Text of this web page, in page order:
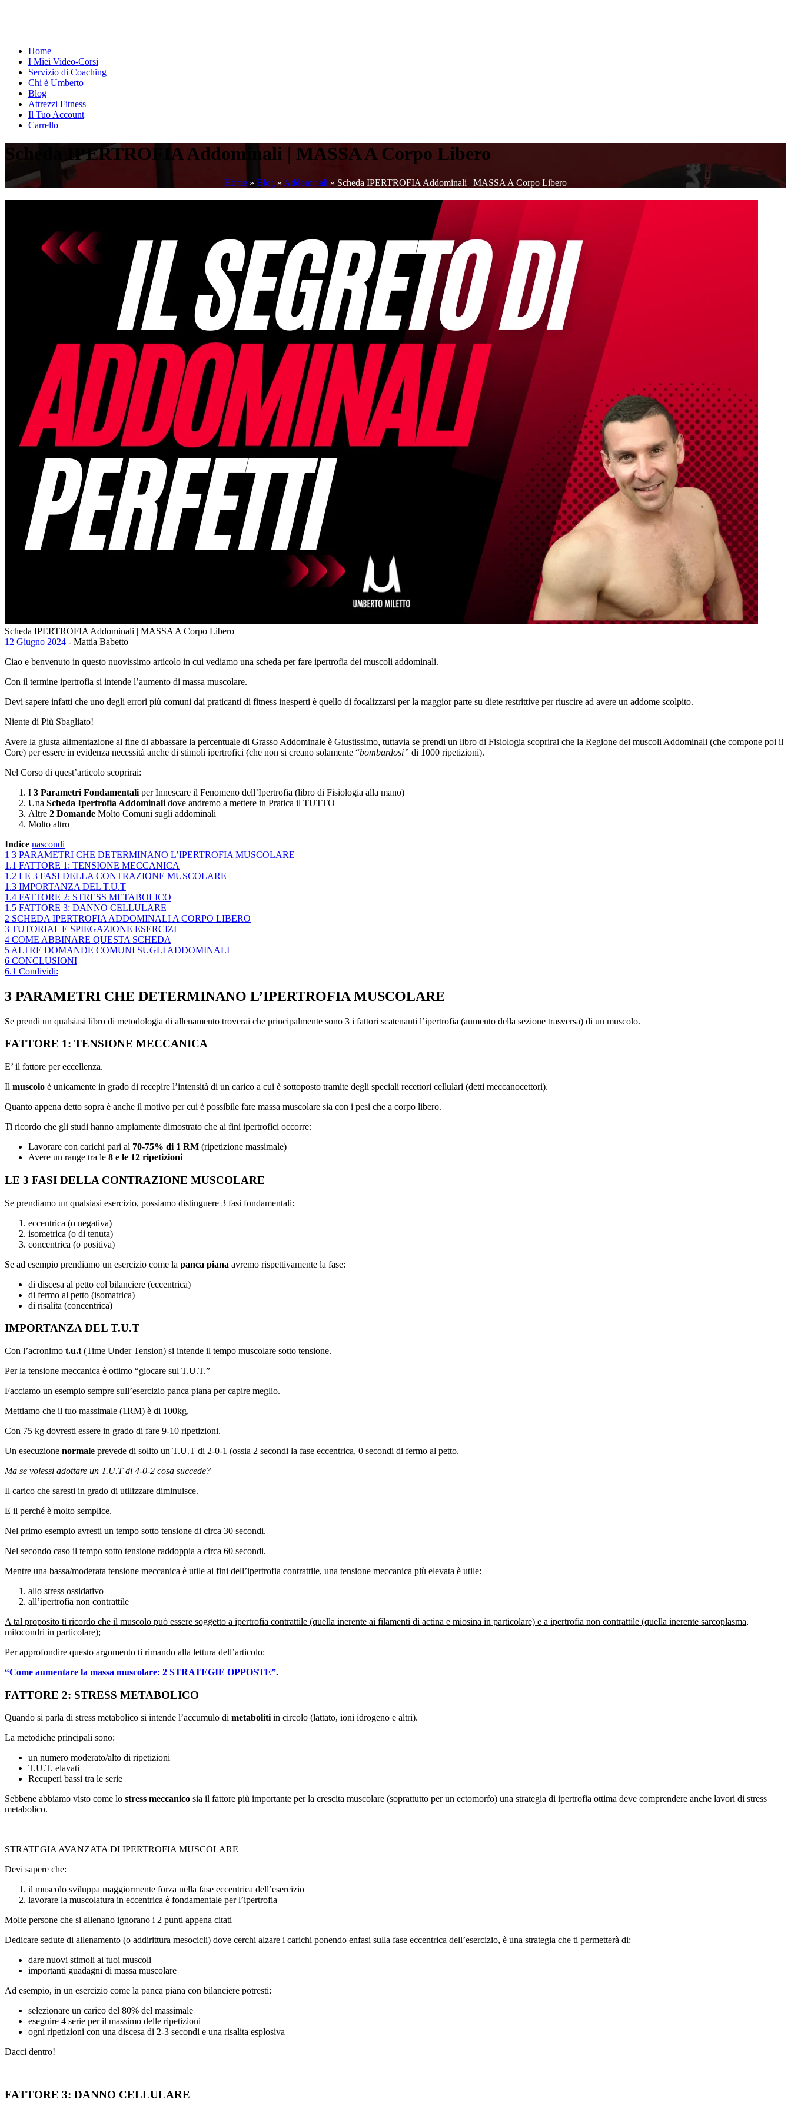
Home
I Miei Video-Corsi
Servizio di Coaching
Chi è Umberto
Blog
Attrezzi Fitness
Il Tuo Account
Carrello
Scheda IPERTROFIA Addominali | MASSA A Corpo Libero
Home » Blog » Addominali » Scheda IPERTROFIA Addominali | MASSA A Corpo Libero
Scheda IPERTROFIA Addominali | MASSA A Corpo Libero
12 Giugno 2024 - Mattia Babetto
Ciao e benvenuto in questo nuovissimo articolo in cui vediamo una scheda per fare ipertrofia dei muscoli addominali.
Con il termine ipertrofia si intende l’aumento di massa muscolare.
Devi sapere infatti che uno degli errori più comuni dai praticanti di fitness inesperti è quello di focalizzarsi per la maggior parte su diete restrittive per riuscire ad avere un addome scolpito.
Niente di Più Sbagliato!
Avere la giusta alimentazione al fine di abbassare la percentuale di Grasso Addominale è Giustissimo, tuttavia se prendi un libro di Fisiologia scoprirai che la Regione dei muscoli Addominali (che compone poi il
Core) per essere in evidenza necessità anche di stimoli ipertrofici (che non si creano solamente “bombardosi” di 1000 ripetizioni).
Nel Corso di quest’articolo scoprirai:
I 3 Parametri Fondamentali per Innescare il Fenomeno dell’Ipertrofia (libro di Fisiologia alla mano)
Una Scheda Ipertrofia Addominali dove andremo a mettere in Pratica il TUTTO
Altre 2 Domande Molto Comuni sugli addominali
Molto altro
Indice nascondi
1 3 PARAMETRI CHE DETERMINANO L’IPERTROFIA MUSCOLARE
1.1 FATTORE 1: TENSIONE MECCANICA
1.2 LE 3 FASI DELLA CONTRAZIONE MUSCOLARE
1.3 IMPORTANZA DEL T.U.T
1.4 FATTORE 2: STRESS METABOLICO
1.5 FATTORE 3: DANNO CELLULARE
2 SCHEDA IPERTROFIA ADDOMINALI A CORPO LIBERO
3 TUTORIAL E SPIEGAZIONE ESERCIZI
4 COME ABBINARE QUESTA SCHEDA
5 ALTRE DOMANDE COMUNI SUGLI ADDOMINALI
6 CONCLUSIONI
6.1 Condividi:
3 PARAMETRI CHE DETERMINANO L’IPERTROFIA MUSCOLARE
Se prendi un qualsiasi libro di metodologia di allenamento troverai che principalmente sono 3 i fattori scatenanti l’ipertrofia (aumento della sezione trasversa) di un muscolo.
FATTORE 1: TENSIONE MECCANICA
E’ il fattore per eccellenza.
Il muscolo è unicamente in grado di recepire l’intensità di un carico a cui è sottoposto tramite degli speciali recettori cellulari (detti meccanocettori).
Quanto appena detto sopra è anche il motivo per cui è possibile fare massa muscolare sia con i pesi che a corpo libero.
Ti ricordo che gli studi hanno ampiamente dimostrato che ai fini ipertrofici occorre:
Lavorare con carichi pari al 70-75% di 1 RM (ripetizione massimale)
Avere un range tra le 8 e le 12 ripetizioni
LE 3 FASI DELLA CONTRAZIONE MUSCOLARE
Se prendiamo un qualsiasi esercizio, possiamo distinguere 3 fasi fondamentali:
eccentrica (o negativa)
isometrica (o di tenuta)
concentrica (o positiva)
Se ad esempio prendiamo un esercizio come la panca piana avremo rispettivamente la fase:
di discesa al petto col bilanciere (eccentrica)
di fermo al petto (isomatrica)
di risalita (concentrica)
IMPORTANZA DEL T.U.T
Con l’acronimo t.u.t (Time Under Tension) si intende il tempo muscolare sotto tensione.
Per la tensione meccanica è ottimo “giocare sul T.U.T.”
Facciamo un esempio sempre sull’esercizio panca piana per capire meglio.
Mettiamo che il tuo massimale (1RM) è di 100kg.
Con 75 kg dovresti essere in grado di fare 9-10 ripetizioni.
Un esecuzione normale prevede di solito un T.U.T di 2-0-1 (ossia 2 secondi la fase eccentrica, 0 secondi di fermo al petto.
Ma se volessi adottare un T.U.T di 4-0-2 cosa succede?
Il carico che saresti in grado di utilizzare diminuisce.
E il perché è molto semplice.
Nel primo esempio avresti un tempo sotto tensione di circa 30 secondi.
Nel secondo caso il tempo sotto tensione raddoppia a circa 60 secondi.
Mentre una bassa/moderata tensione meccanica è utile ai fini dell’ipertrofia contrattile, una tensione meccanica più elevata è utile:
allo stress ossidativo
all’ipertrofia non contrattile
A tal proposito ti ricordo che il muscolo può essere soggetto a ipertrofia contrattile (quella inerente ai filamenti di actina e miosina in particolare) e a ipertrofia non contrattile (quella inerente sarcoplasma,
mitocondri in particolare);
Per approfondire questo argomento ti rimando alla lettura dell’articolo:
“Come aumentare la massa muscolare: 2 STRATEGIE OPPOSTE”.
FATTORE 2: STRESS METABOLICO
Quando si parla di stress metabolico si intende l’accumulo di metabolitiin circolo (lattato, ioni idrogeno e altri).
La metodiche principali sono:
un numero moderato/alto di ripetizioni
T.U.T. elavati
Recuperi bassi tra le serie
Sebbene abbiamo visto come lo stress meccanico sia il fattore più importante per la crescita muscolare (soprattutto per un ectomorfo) una strategia di ipertrofia ottima deve comprendere anche lavori di stress
metabolico.
STRATEGIA AVANZATA DI IPERTROFIA MUSCOLARE
Devi sapere che:
il muscolo sviluppa maggiormente forza nella fase eccentrica dell’esercizio
lavorare la muscolatura in eccentrica è fondamentale per l’ipertrofia
Molte persone che si allenano ignorano i 2 punti appena citati
Dedicare sedute di allenamento (o addirittura mesocicli) dove cerchi alzare i carichi ponendo enfasi sulla fase eccentrica dell’esercizio, è una strategia che ti permetterà di:
dare nuovi stimoli ai tuoi muscoli
importanti guadagni di massa muscolare
Ad esempio, in un esercizio come la panca piana con bilanciere potresti:
selezionare un carico del 80% del massimale
eseguire 4 serie per il massimo delle ripetizioni
ogni ripetizioni con una discesa di 2-3 secondi e una risalita esplosiva
Dacci dentro!
FATTORE 3: DANNO CELLULARE